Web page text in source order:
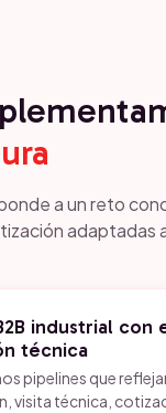
a un reto
adaptadas
industrial con
técnica
pipelines que
visita técnica,